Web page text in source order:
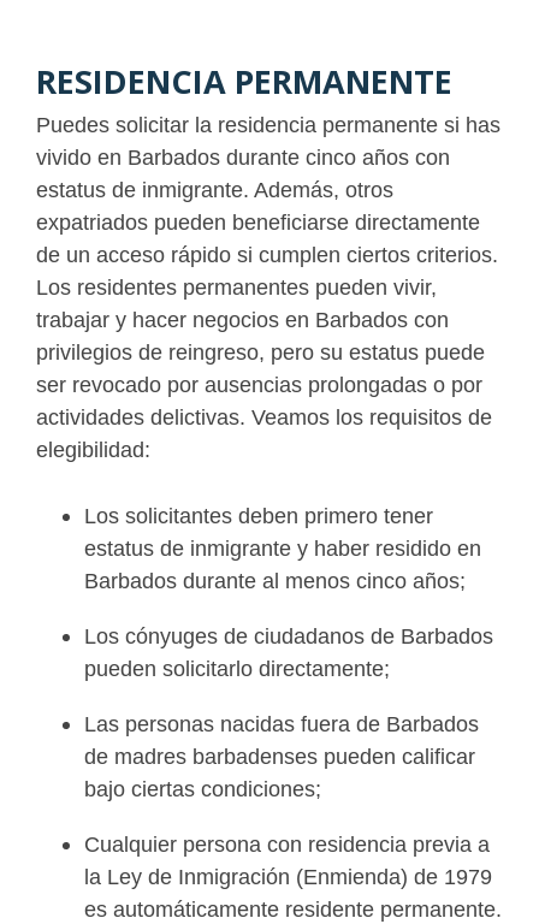
RESIDENCIA PERMANENTE
Puedes solicitar la residencia permanente si has
vivido en Barbados durante cinco años con
estatus de inmigrante. Además, otros
expatriados pueden beneficiarse directamente
de un acceso rápido si cumplen ciertos criterios.
Los residentes permanentes pueden vivir,
trabajar y hacer negocios en Barbados con
privilegios de reingreso, pero su estatus puede
ser revocado por ausencias prolongadas o por
actividades delictivas. Veamos los requisitos de
elegibilidad:
Los solicitantes deben primero tener
estatus de inmigrante y haber residido en
Barbados durante al menos cinco años;
Los cónyuges de ciudadanos de Barbados
pueden solicitarlo directamente;
Las personas nacidas fuera de Barbados
de madres barbadenses pueden calificar
bajo ciertas condiciones;
Cualquier persona con residencia previa a
la Ley de Inmigración (Enmienda) de 1979
es automáticamente residente permanente.